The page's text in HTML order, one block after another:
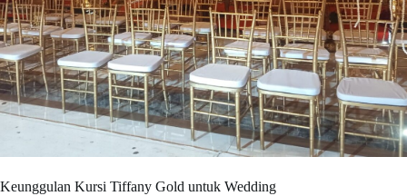
Keunggulan Kursi Tiffany Gold untuk Wedding